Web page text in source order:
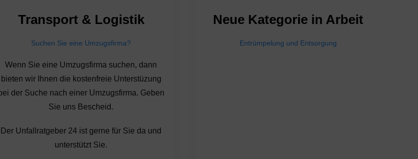
Transport & Logistik
Suchen Sie eine Umzugsfirma?
Wenn Sie eine Umzugsfirma suchen, dann
bieten wir Ihnen die kostenfreie Unterstüzung
der Suche nach einer Umzugsfirma. Geben
Sie uns Bescheid.
Der Unfallratgeber 24 ist gerne für Sie da und
unterstützt Sie.
Neue Kategorie in Arbeit
Entrümpelung und Entsorgung